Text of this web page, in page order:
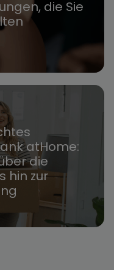
die Sie
atHome:
die
hin zur